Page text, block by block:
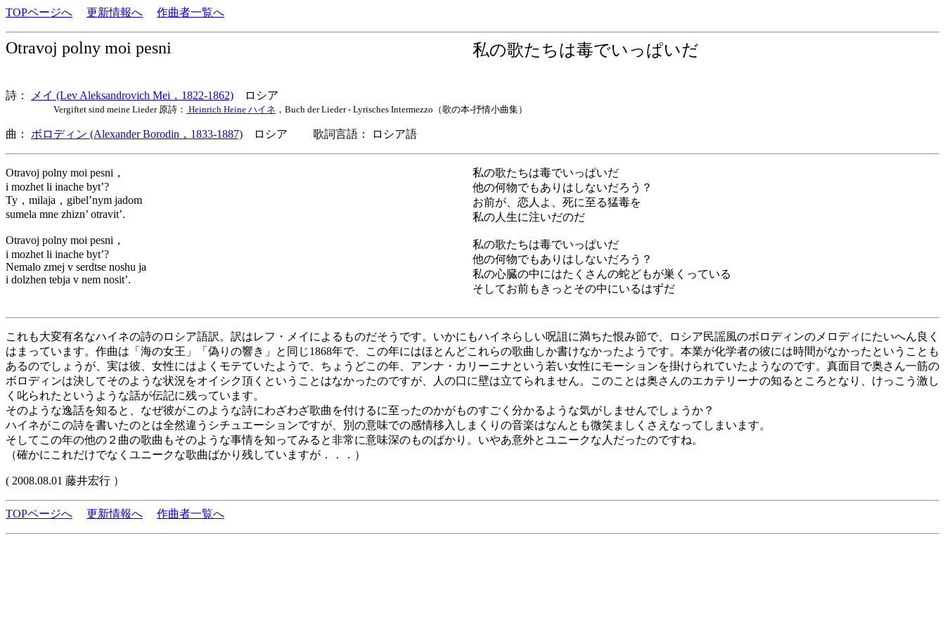
TOPページへ 更新情報へ 作曲者一覧へ
Otravoj polny moi pesni 私の歌たちは毒でいっぱいだ
詩： メイ (Lev Aleksandrovich Mei，1822-1862) ロシア
Vergiftet sind meine Lieder 原詩： Heinrich Heine ハイネ ，Buch der Lieder - Lyrisches Intermezzo（歌の本-抒情小曲集）
曲： ボロディン (Alexander Borodin，1833-1887) ロシア 歌詞言語： ロシア語
Otravoj polny moi pesni，
i mozhet li inache byt’?
Ty，milaja，gibel’nym jadom
sumela mne zhizn’ otravit’.
Otravoj polny moi pesni，
i mozhet li inache byt’?
Nemalo zmej v serdtse noshu ja
i dolzhen tebja v nem nosit’.
私の歌たちは毒でいっぱいだ
他の何物でもありはしないだろう？
お前が、恋人よ、死に至る猛毒を
私の人生に注いだのだ
私の歌たちは毒でいっぱいだ
他の何物でもありはしないだろう？
私の心臓の中にはたくさんの蛇どもが巣くっている
そしてお前もきっとその中にいるはずだ
これも大変有名なハイネの詩のロシア語訳。訳はレフ・メイによるものだそうです。いかにもハイネらしい呪詛に満ちた恨み節で、ロシア民謡風のボロディンのメロディにたいへん良く
はまっています。作曲は「海の女王」「偽りの響き」と同じ1868年で、この年にはほとんどこれらの歌曲しか書けなかったようです。本業が化学者の彼には時間がなかったということも
あるのでしょうが、実は彼、女性にはよくモテていたようで、ちょうどこの年、アンナ・カリーニナという若い女性にモーションを掛けられていたようなのです。真面目で奥さん一筋の
ボロディンは決してそのような状況をオイシク頂くということはなかったのですが、人の口に壁は立てられません。このことは奥さんのエカテリーナの知るところとなり、けっこう激し
く叱られたというような話が伝記に残っています。
そのような逸話を知ると、なぜ彼がこのような詩にわざわざ歌曲を付けるに至ったのかがものすごく分かるような気がしませんでしょうか？
ハイネがこの詩を書いたのとは全然違うシチュエーションですが、別の意味での感情移入しまくりの音楽はなんとも微笑ましくさえなってしまいます。
そしてこの年の他の２曲の歌曲もそのような事情を知ってみると非常に意味深のものばかり。いやあ意外とユニークな人だったのですね。
（確かにこれだけでなくユニークな歌曲ばかり残していますが．．．）
( 2008.08.01 藤井宏行 ）
TOPページへ 更新情報へ 作曲者一覧へ